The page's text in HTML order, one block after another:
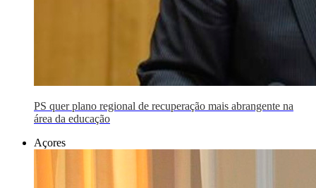
PS quer plano regional de recuperação mais abrangente na
área da educação
Açores